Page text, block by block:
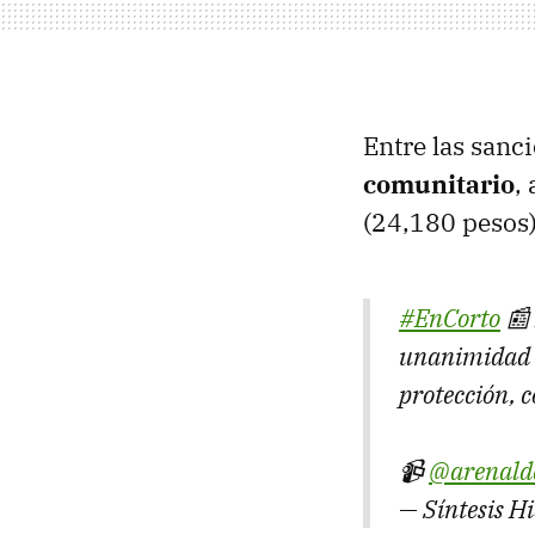
Entre las
comunitario,
(24,180
#EnCorto
unanimidad
protección,
📹
— Síntesis